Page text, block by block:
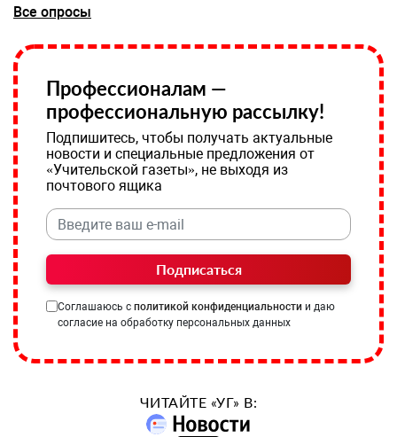
Все опросы
Профессионалам —
профессиональную рассылку!
Подпишитесь, чтобы получать актуальные
новости и специальные предложения от
«Учительской газеты», не выходя из
почтового ящика
Подписаться
Соглашаюсь с политикой конфиденциальности и даю
согласие на обработку персональных данных
ЧИТАЙТЕ «УГ» В: